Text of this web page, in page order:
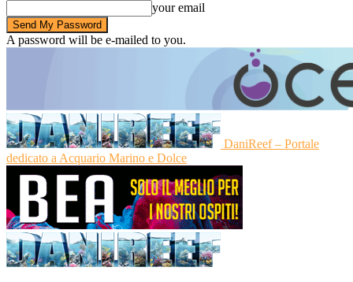
your email
A password will be e-mailed to you.
DaniReef – Portale
dedicato a Acquario Marino e Dolce